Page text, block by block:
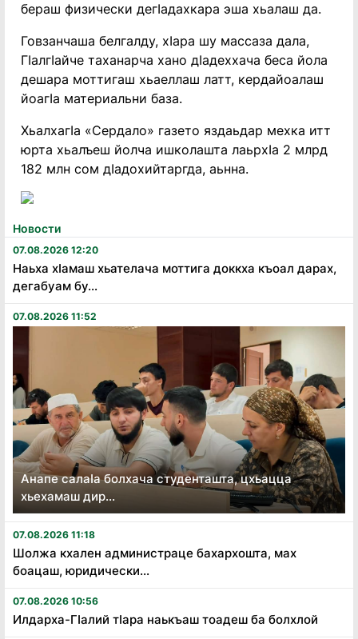
Новости
07.08.2026 12:20
Наьха хӏамаш хьателача моттига доккха къоал дарах,
дегабуам бу...
07.08.2026 11:52
Анапе салаӏа болхача студенташта, цхьацца
хьехамаш дир...
07.08.2026 11:18
Шолжа кхален администраце бахархошта, мах
боацаш, юридически...
07.08.2026 10:56
Илдарха-Гӏалий тӏара наькъаш тоадеш ба болхлой
бераш физически дегIадахкара эша хьалаш да.
Говзанчаша белгалду, хIара шу массаза дала,
ГIалгIайче таханарча хано дIадеххача беса йола
дешара моттигаш хьаеллаш латт, кердайоалаш
йоагIа материальни база.
ХьалхагIа «Сердало» газето яздаьдар мехка итт
юрта хьалъеш йолча ишколашта лаьрхIа 2 млрд
182 млн сом дIадохийтаргда, аьнна.